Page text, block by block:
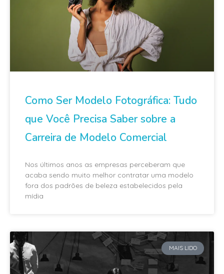
Como Ser Modelo Fotográfica: Tudo
que Você Precisa Saber sobre a
Carreira de Modelo Comercial
Nos últimos anos as empresas perceberam que
acaba sendo muito melhor contratar uma modelo
fora dos padrões de beleza estabelecidos pela
mídia
MAIS LIDO